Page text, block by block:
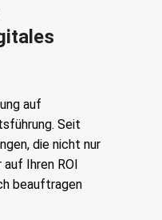
auf
Seit
die nicht nur
Ihren ROI
beauftragen